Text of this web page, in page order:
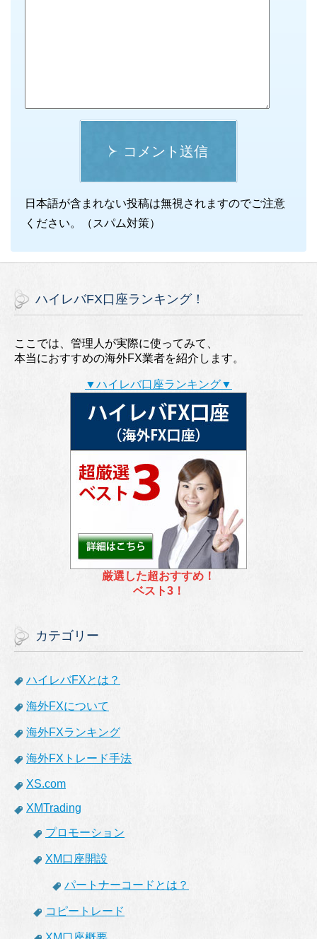
コメント送信
日本語が含まれない投稿は無視されますのでご注意
ください。（スパム対策）
ハイレバFX口座ランキング！
ここでは、管理人が実際に使ってみて、
本当におすすめの海外FX業者を紹介します。
▼ハイレバ口座ランキング▼
厳選した超おすすめ！
ベスト3！
カテゴリー
ハイレバFXとは？
海外FXについて
海外FXランキング
海外FXトレード手法
XS.com
XMTrading
プロモーション
XM口座開設
パートナーコードとは？
コピートレード